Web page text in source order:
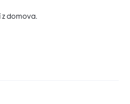
z domova.